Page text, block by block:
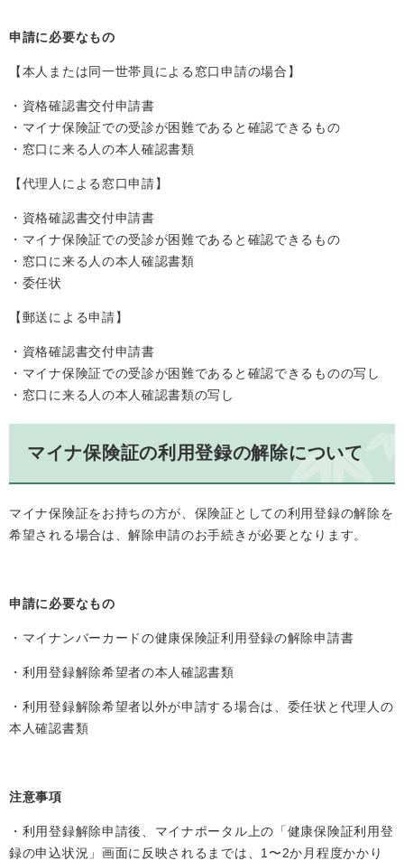
申請に必要なもの
【本人または同一世帯員による窓口申請の場合】
・資格確認書交付申請書
・マイナ保険証での受診が困難であると確認できるもの
・窓口に来る人の本人確認書類
【代理人による窓口申請】
・資格確認書交付申請書
・マイナ保険証での受診が困難であると確認できるもの
・窓口に来る人の本人確認書類
・委任状
【郵送による申請】
・資格確認書交付申請書
・マイナ保険証での受診が困難であると確認できるものの写し
・窓口に来る人の本人確認書類の写し
マイナ保険証の利用登録の解除について
マイナ保険証をお持ちの方が、保険証としての利用登録の解除を
希望される場合は、解除申請のお手続きが必要となります。
申請に必要なもの
・マイナンバーカードの健康保険証利用登録の解除申請書
・利用登録解除希望者の本人確認書類
・利用登録解除希望者以外が申請する場合は、委任状と代理人の
本人確認書類
注意事項
・利用登録解除申請後、マイナポータル上の「健康保険証利用登
録の申込状況」画面に反映されるまでは、1〜2か月程度かかり